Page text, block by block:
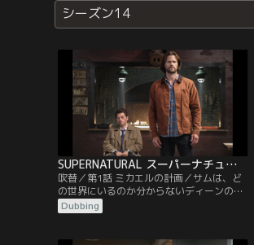
シーズン14
SUPERNATURAL スーパーナチュラル シーズン14 第01話／吹替
吹替／第1話 ミカエルの計画／サムは、ど
の世界にいるのか分からないディーンの居
場所を突き止めるために、ありとあらゆる
人々に助けを求める。一方、カスティエル
Dubbing